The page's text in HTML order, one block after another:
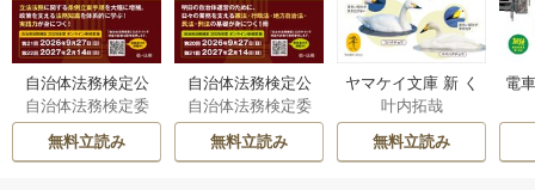
自治体法務検定公
式テキスト 政策
法務編 ２０２６
年度検定対応 1巻
自治体法務検定委
員会
無料立読み
自治体法務検定公
式テキスト 基本
法務編 ２０２６
年度検定対応 1巻
自治体法務検定委
員会
無料立読み
ヤマケイ文庫 新 く
らべてわかる野鳥3
00 1巻
叶内拓哉
無料立読み
電